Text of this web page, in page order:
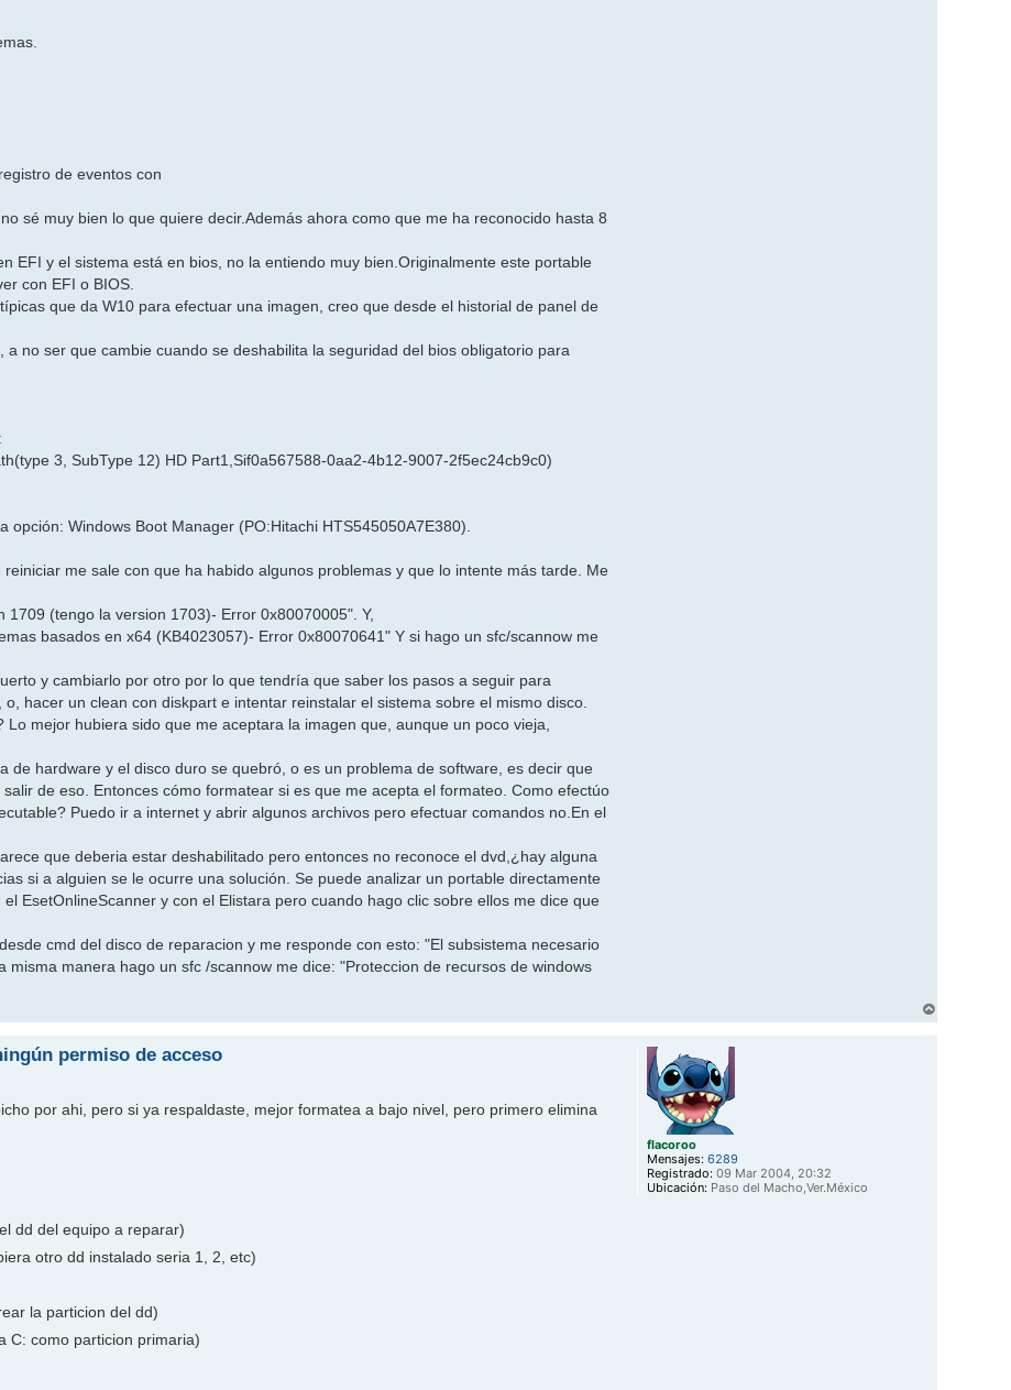
de eventos con
sé muy bien lo que quiere decir.Además ahora como que me ha reconocido hasta 8
EFI y el sistema está en bios, no la entiendo muy bien.Originalmente este portable
con EFI o BIOS.
que da W10 para efectuar una imagen, creo que desde el historial de panel de
no ser que cambie cuando se deshabilita la seguridad del bios obligatorio para
3, SubType 12) HD Part1,Sif0a567588-0aa2-4b12-9007-2f5ec24cb9c0)
Windows Boot Manager (PO:Hitachi HTS545050A7E380).
me sale con que ha habido algunos problemas y que lo intente más tarde. Me
(tengo la version 1703)- Error 0x80070005". Y,
basados en x64 (KB4023057)- Error 0x80070641" Y si hago un sfc/scannow me
y cambiarlo por otro por lo que tendría que saber los pasos a seguir para
hacer un clean con diskpart e intentar reinstalar el sistema sobre el mismo disco.
mejor hubiera sido que me aceptara la imagen que, aunque un poco vieja,
de hardware y el disco duro se quebró, o es un problema de software, es decir que
de eso. Entonces cómo formatear si es que me acepta el formateo. Como efectúo
Puedo ir a internet y abrir algunos archivos pero efectuar comandos no.En el
que deberia estar deshabilitado pero entonces no reconoce el dvd,¿hay alguna
si a alguien se le ocurre una solución. Se puede analizar un portable directamente
EsetOnlineScanner y con el Elistara pero cuando hago clic sobre ellos me dice que
cmd del disco de reparacion y me responde con esto: "El subsistema necesario
manera hago un sfc /scannow me dice: "Proteccion de recursos de windows
r
flacoroo
Mensajes: 6289
Registrado: 09 Mar 2004, 20:32
Ubicación: Paso del Macho,Ver.México
permiso de acceso
por ahi, pero si ya respaldaste, mejor formatea a bajo nivel, pero primero elimina
dd del equipo a reparar)
otro dd instalado seria 1, 2, etc)
la particion del dd)
C: como particion primaria)